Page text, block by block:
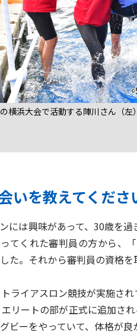
横浜大会で活動する陣川さん（左）
いを教えてくださ
は興味があって、30歳を過
てくれた審判員の方から、
た。それから審判員の資格
イアスロン競技が実施さ
リートの部が正式に追加さ
ビーをやっていて、体格が